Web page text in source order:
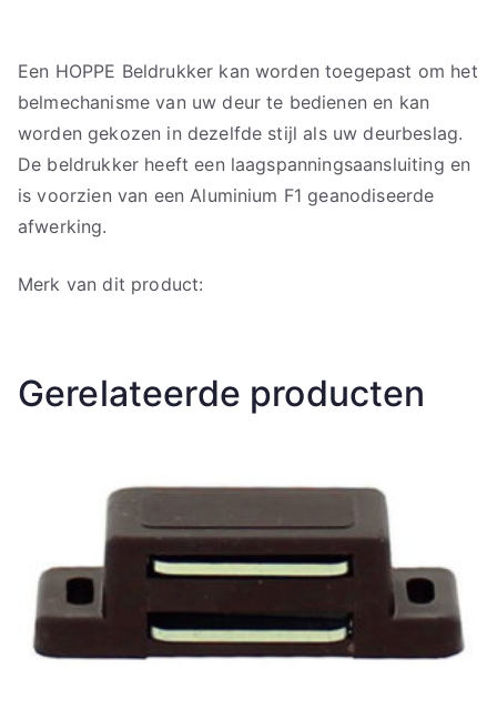
Een HOPPE Beldrukker kan worden toegepast om het
belmechanisme van uw deur te bedienen en kan
worden gekozen in dezelfde stijl als uw deurbeslag.
De beldrukker heeft een laagspanningsaansluiting en
is voorzien van een Aluminium F1 geanodiseerde
afwerking.
Merk van dit product:
Gerelateerde producten